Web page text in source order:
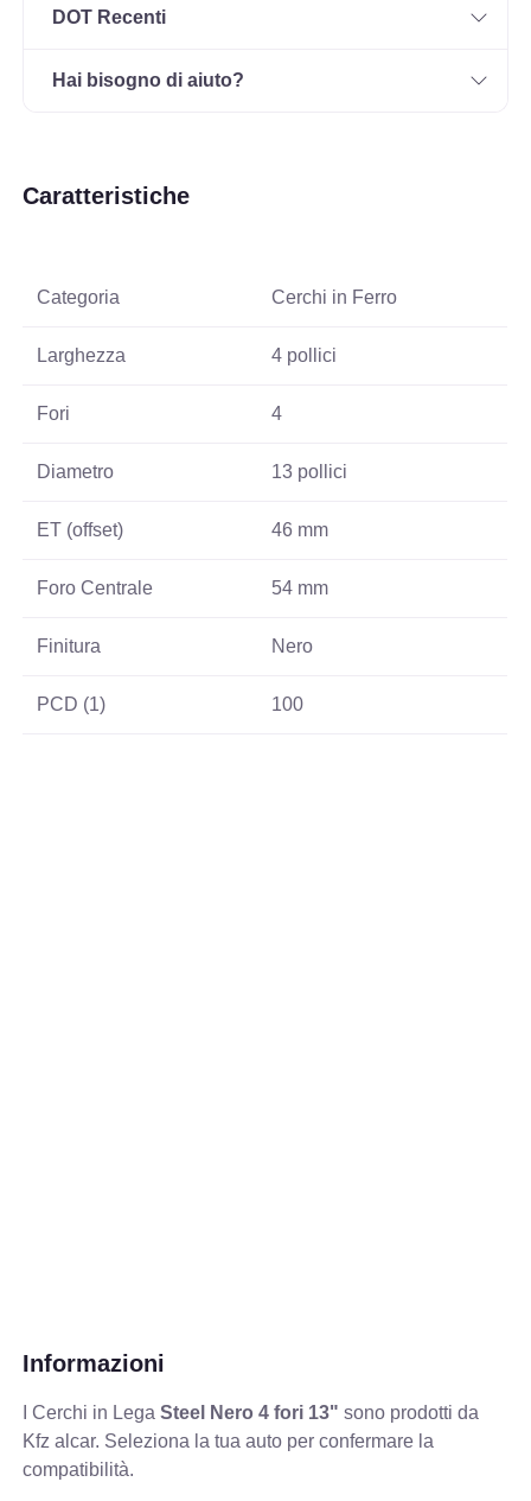
DOT Recenti
Hai bisogno di aiuto?
Caratteristiche
Categoria Cerchi in Ferro
Larghezza 4 pollici
Fori 4
Diametro 13 pollici
ET (offset) 46 mm
Foro Centrale 54 mm
Finitura Nero
PCD (1) 100
Informazioni
I Cerchi in LegaSteel Nero 4 fori 13" sono prodotti da
Kfz alcar. Seleziona la tua auto per confermare la
compatibilità.